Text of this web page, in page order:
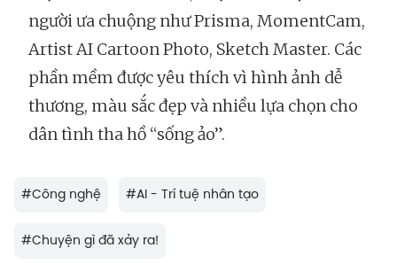
người ưa chuộng như Prisma, MomentCam,
Artist AI Cartoon Photo, Sketch Master. Các
phần mềm được yêu thích vì hình ảnh dễ
thương, màu sắc đẹp và nhiều lựa chọn cho
dân tình tha hồ “sống ảo”.
#Công nghệ #AI - Trí tuệ nhân tạo
#Chuyện gì đã xảy ra!